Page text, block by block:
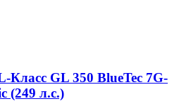
Класс GL 350 BlueTec 7G-
(249 л.с.)